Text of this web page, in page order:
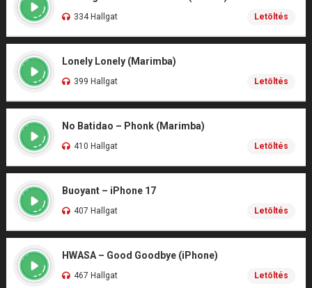
334 Hallgat Letöltés
Lonely Lonely (Marimba)
399 Hallgat Letöltés
No Batidao – Phonk (Marimba)
410 Hallgat Letöltés
Buoyant – iPhone 17
407 Hallgat Letöltés
HWASA – Good Goodbye (iPhone)
467 Hallgat Letöltés